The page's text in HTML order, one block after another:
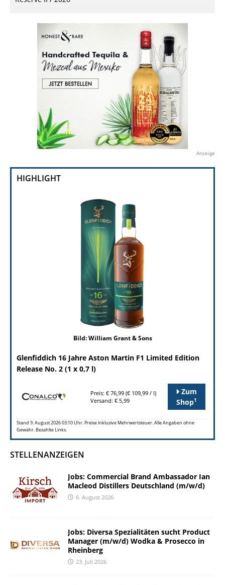
Anzeige
HIGHLIGHT
Bild: William Grant & Sons
Glenfiddich 16 Jahre Aston Martin F1 Limited Edition
Release No. 2 (1 x 0,7 l)
Preis: € 76,99 (€ 109,99 / l)
Versand: € 5,99
Zum
Shop1
Stand 9. August 2026 03:10 Uhr. Preise inklusive Mehrwertsteuer. Alle Angaben ohne
Gewähr. Bezahlte Links.
STELLENANZEIGEN
Jobs: Commercial Brand Ambassador Ian
Macleod Distillers Deutschland (m/w/d)
6. August 2026
Jobs: Diversa Spezialitäten sucht Product
Manager (m/w/d) Wodka & Prosecco in
Rheinberg
23. Juli 2026